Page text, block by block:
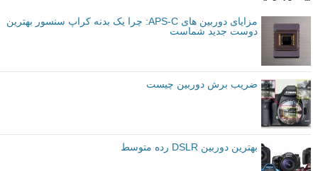
مزایای دوربین های APS-C: چرا یک بدنه کراپ سنسور بهترین
دوست جدید شماست
ضریب برش دوربین چیست
بهترین دوربین DSLR رده متوسط